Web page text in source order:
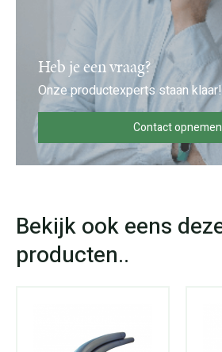
Heb je een vraag?
Onze productexperts staan klaar!
Contact opnemen